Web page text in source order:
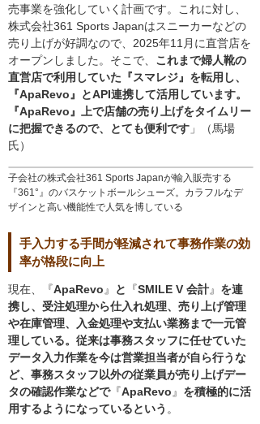
子会社の株式会社361 Sports Japanが輸入販売する
『361°』のバスケットボールシューズ。カラフルなデ
ザインと高い機能性で人気を博している
売事業を強化していく計画です。これに対し、
株式会社361 Sports Japanはスニーカーなどの
売り上げが好調なので、2025年11月に直営店を
オープンしました。そこで、 これまで婦人靴の
直営店で利用していた『スマレジ』を転用し、
『ApaRevo』とAPI連携して活用しています。
『ApaRevo』上で店舗の売り上げをタイムリー
に把握できるので、とても便利です 」（馬場
氏）
手入力する手間が軽減されて事務作業の効
率が格段に向上
現在、『ApaRevo 』 と 『SMILE V 会計』 を連
携し、受注処理から仕入れ処理、売り上げ管理
や在庫管理、入金処理や支払い業務まで一元管
理している。従来は事務スタッフに任せていた
データ入力作業を今は営業担当者が自ら行うな
ど、事務スタッフ以外の従業員が売り上げデー
タの確認作業などで『ApaRevo 』 を積極的に活
用するようになっているという 。